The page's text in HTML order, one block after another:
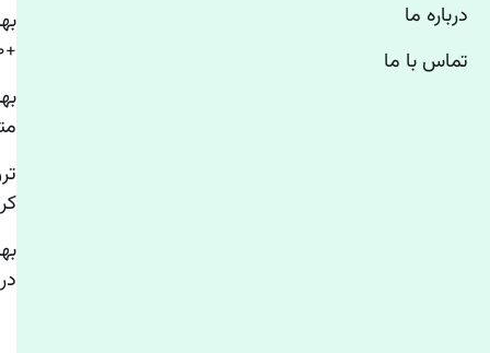
درباره ما
تماس با ما
+۱۰ روانشناس استرس تهران